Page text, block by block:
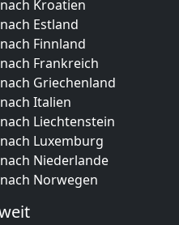
Kroatien
Estland
Finnland
Frankreich
Griechenland
Italien
Liechtenstein
Luxemburg
Niederlande
Norwegen